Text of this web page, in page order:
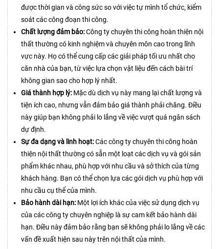
được thời gian và công sức so với việc tự mình tổ chức, kiểm
soát các công đoạn thi công.
Chất lượng đảm bảo:Công ty chuyên thi công hoàn thiện nội
thất thường có kinh nghiệm và chuyên môn cao trong lĩnh
vực này. Họ có thể cung cấp các giải pháp tối ưu nhất cho
căn nhà của bạn, từ việc lựa chọn vật liệu đến cách bài trí
không gian sao cho hợp lý nhất.
Giá thành hợp lý: Mặc dù dịch vụ này mang lại chất lượng và
tiện ích cao, nhưng vẫn đảm bảo giá thành phải chăng. Điều
này giúp bạn không phải lo lắng về việc vượt quá ngân sách
dự định.
Sự đa dạng và linh hoạt:Các công ty chuyên thi công hoàn
thiện nội thất thường có sẵn một loạt các dịch vụ và gói sản
phẩm khác nhau, phù hợp với nhu cầu và sở thích của từng
khách hàng. Bạn có thể chọn lựa các gói dịch vụ phù hợp với
nhu cầu cụ thể của mình.
Bảo hành dài hạn: Một lợi ích khác của việc sử dụng dịch vụ
của các công ty chuyên nghiệp là sự cam kết bảo hành dài
hạn. Điều này đảm bảo rằng bạn sẽ không phải lo lắng về các
vấn đề xuất hiện sau này trên nội thất của mình.